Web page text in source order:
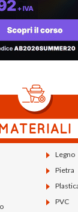
Legno
Pietra
PVC